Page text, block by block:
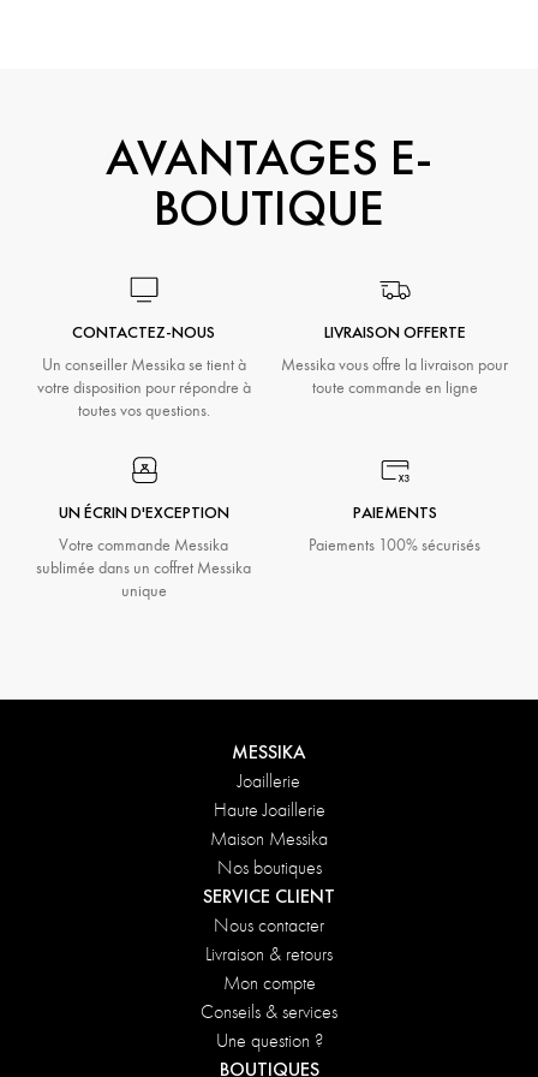
AVANTAGES E-
BOUTIQUE
CONTACTEZ-NOUS
Un conseiller Messika se tient à
votre disposition pour répondre à
toutes vos questions.
LIVRAISON OFFERTE
Messika vous offre la livraison pour
toute commande en ligne
UN ÉCRIN D'EXCEPTION
Votre commande Messika
sublimée dans un coffret Messika
unique
PAIEMENTS
Paiements 100% sécurisés
MESSIKA
Joaillerie
Haute Joaillerie
Maison Messika
Nos boutiques
SERVICE CLIENT
Nous contacter
Livraison & retours
Mon compte
Conseils & services
Une question ?
BOUTIQUES